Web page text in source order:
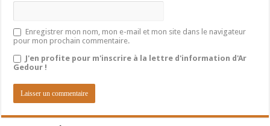
Enregistrer mon nom, mon e-mail et mon site dans le navigateur
pour mon prochain commentaire.
J'en profite pour m'inscrire à la lettre d'information d'Ar
Gedour !